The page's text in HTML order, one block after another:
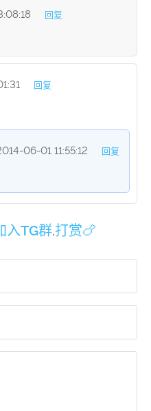
回复
回复
06-01 11:55:12 回复
入TG群.打赏🍗